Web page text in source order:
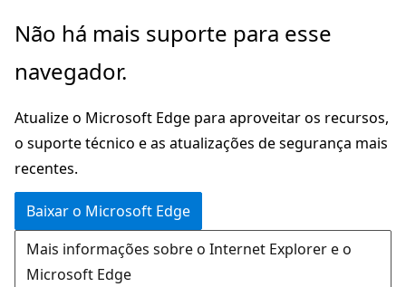
Pular
o
principal
Não há mais suporte para esse
navegador.
Atualize o Microsoft Edge para aproveitar os recursos,
o suporte técnico e as atualizações de segurança mais
recentes.
Baixar o Microsoft Edge
Mais informações sobre o Internet Explorer e o
Microsoft Edge